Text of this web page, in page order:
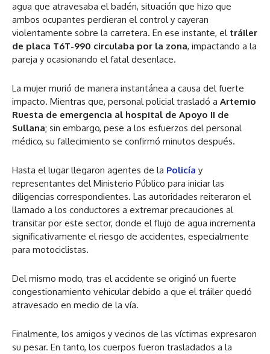
agua que atravesaba el badén, situación que hizo que
ambos ocupantes perdieran el control y cayeran
violentamente sobre la carretera. En ese instante, el tráiler
de placa T6T-990 circulaba por la zona, impactando a la
pareja y ocasionando el fatal desenlace.
La mujer murió de manera instantánea a causa del fuerte
impacto. Mientras que, personal policial trasladó a Artemio
Ruesta de emergencia al hospital de Apoyo II de
Sullana; sin embargo, pese a los esfuerzos del personal
médico, su fallecimiento se confirmó minutos después.
Hasta el lugar llegaron agentes de la Policía y
representantes del Ministerio Público para iniciar las
diligencias correspondientes. Las autoridades reiteraron el
llamado a los conductores a extremar precauciones al
transitar por este sector, donde el flujo de agua incrementa
significativamente el riesgo de accidentes, especialmente
para motociclistas.
Del mismo modo, tras el accidente se originó un fuerte
congestionamiento vehicular debido a que el tráiler quedó
atravesado en medio de la vía.
Finalmente, los amigos y vecinos de las víctimas expresaron
su pesar. En tanto, los cuerpos fueron trasladados a la